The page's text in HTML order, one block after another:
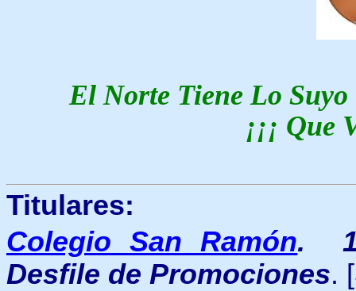
El Norte Tiene Lo
¡¡¡
Titulares:
Colegio San Ramón.
Desfile de Promociones.